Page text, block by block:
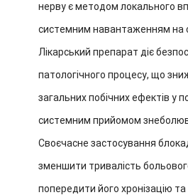
нерву є методом локального
системним навантаженням на
Лікарський препарат діє
патологічного процесу, що
загальних побічних ефектів у
системним прийомом
Своєчасне застосування
зменшити тривалість
попередити його хронізацію